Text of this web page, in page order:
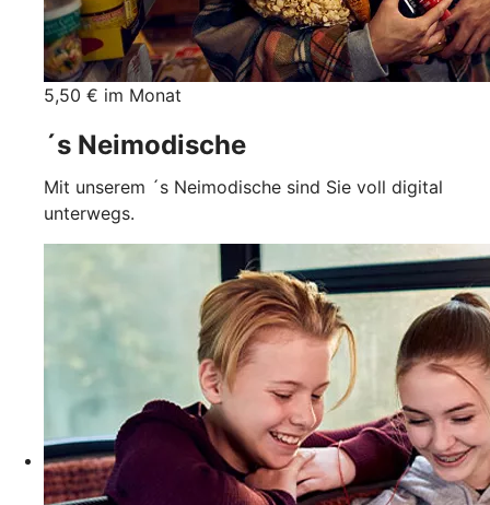
5,50 € im Monat
´s Neimodische
Mit unserem ´s Neimodische sind Sie voll digital
unterwegs.